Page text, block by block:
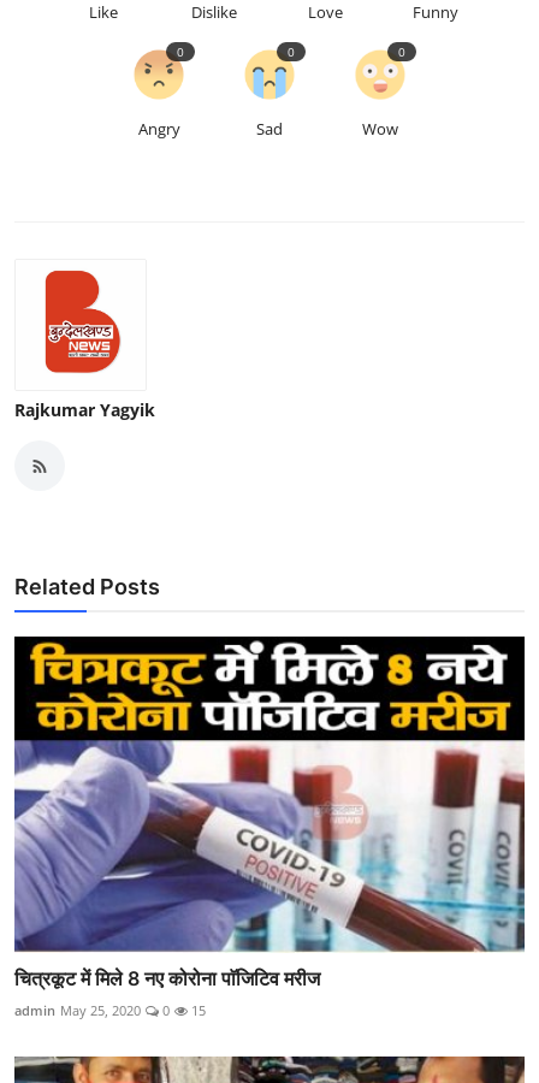
Like Dislike Love Funny
Angry
0
Sad
0
Wow
0
Rajkumar Yagyik
Related Posts
चित्रकूट में मिले 8 नए कोरोना पाॅजिटिव मरीज
admin May 25, 2020 0 15